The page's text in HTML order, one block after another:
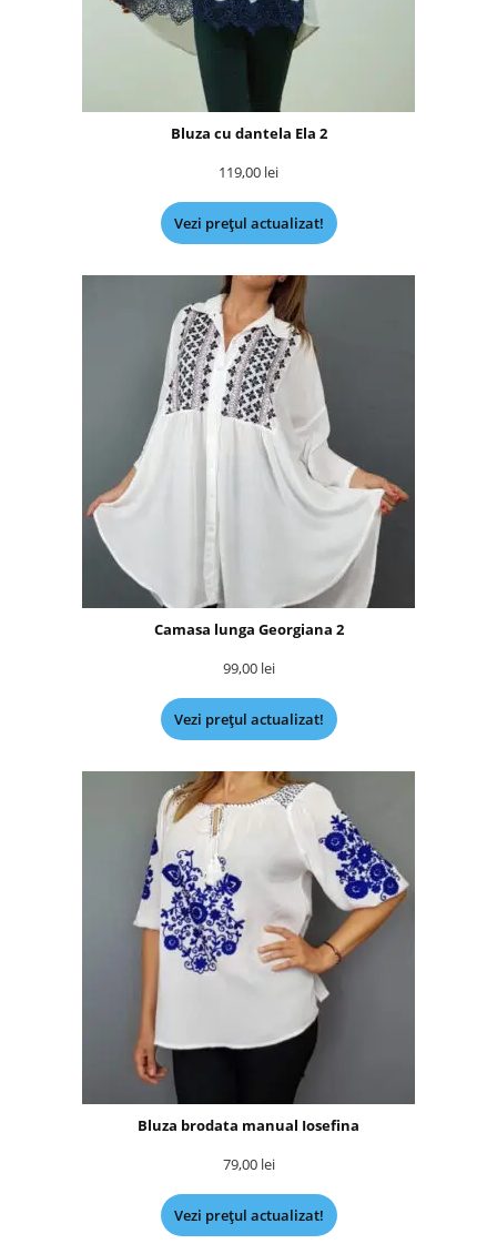
Bluza cu dantela Ela 2
119,00 lei
Vezi prețul actualizat!
Camasa lunga Georgiana 2
99,00 lei
Vezi prețul actualizat!
Bluza brodata manual Iosefina
79,00 lei
Vezi prețul actualizat!